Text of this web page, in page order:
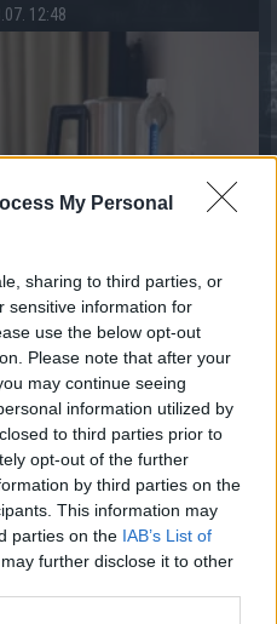
My Personal
sharing to third parties, or
sensitive information for
use the below opt-out
Please note that after your
may continue seeing
information utilized by
to third parties prior to
opt-out of the further
by third parties on the
This information may
parties on the IAB’s List of
further disclose it to other
12:48
rekord alacsony szinten a
09:28